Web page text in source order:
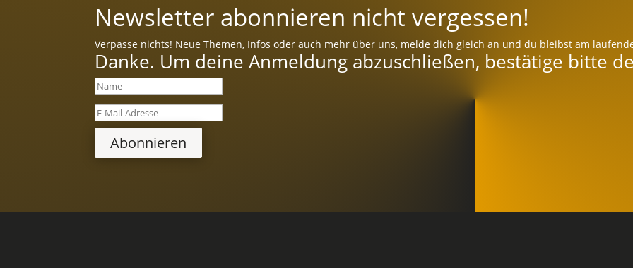
Newsletter abonnieren nicht vergessen!
Verpasse nichts! Neue Themen, Infos oder auch mehr über uns, melde dich gleich an und du bleibst am
Danke. Um deine Anmeldung abzuschließen, bestätige bitte
Abonnieren